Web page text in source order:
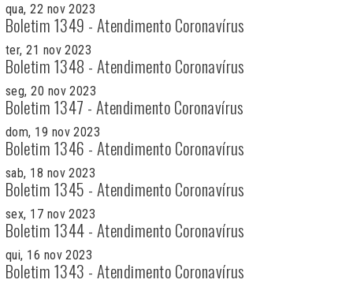
qua, 22 nov 2023
Boletim 1349 - Atendimento Coronavírus
ter, 21 nov 2023
Boletim 1348 - Atendimento Coronavírus
seg, 20 nov 2023
Boletim 1347 - Atendimento Coronavírus
dom, 19 nov 2023
Boletim 1346 - Atendimento Coronavírus
sab, 18 nov 2023
Boletim 1345 - Atendimento Coronavírus
sex, 17 nov 2023
Boletim 1344 - Atendimento Coronavírus
qui, 16 nov 2023
Boletim 1343 - Atendimento Coronavírus